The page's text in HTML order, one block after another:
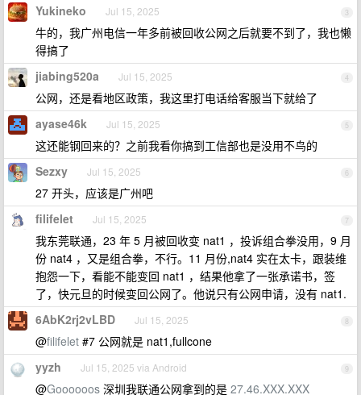
3
Yukineko Jul 15, 2025
牛的，我广州电信一年多前被回收公网之后就要不到了，我也懒
得搞了
4
jiabing520a Jul 15, 2025
公网，还是看地区政策，我这里打电话给客服当下就给了
5
ayase46k Jul 15, 2025
这还能钢回来的？之前我看你搞到工信部也是没用不鸟的
6
Sezxy Jul 15, 2025
27 开头，应该是广州吧
7
filifelet Jul 15, 2025
我东莞联通，23 年 5 月被回收变 nat1 ，投诉组合拳没用，9 月
份 nat4 ，又是组合拳，不行。11 月份,nat4 实在太卡，跟装维
抱怨一下，看能不能变回 nat1 ，结果他拿了一张承诺书，签
了，快元旦的时候变回公网了。他说只有公网申请，没有 nat1.
8
6AbK2rj2vLBD Jul 15, 2025
@filifelet #7 公网就是 nat1,fullcone
9
yyzh Jul 15, 2025 via Android
@Goooooos 深圳我联通公网拿到的是 27.46.XXX.XXX